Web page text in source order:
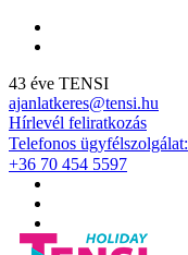
43 éve TENSI
ajanlatkeres@tensi.hu
Hírlevél feliratkozás
Telefonos ügyfélszolgálat:
+36 70 454 5597